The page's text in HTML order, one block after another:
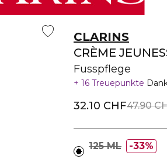
CLARINS
CRÈME
Fusspflege
16 Treuepunkte
32.10 CHF47.90
125 ML 33%